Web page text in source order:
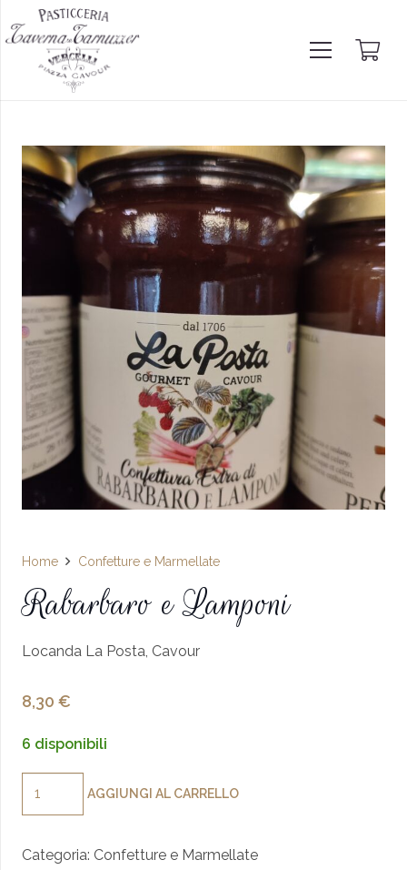
Home Confetture e Marmellate
Rabarbaro e Lamponi
Locanda La Posta, Cavour
8,30 €
6 disponibili
Rabarbaro
quantità
AGGIUNGI AL CARRELLO
Categoria: Confetture e Marmellate